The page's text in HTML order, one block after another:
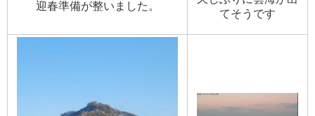
迎春準備が整いました。
てそうです